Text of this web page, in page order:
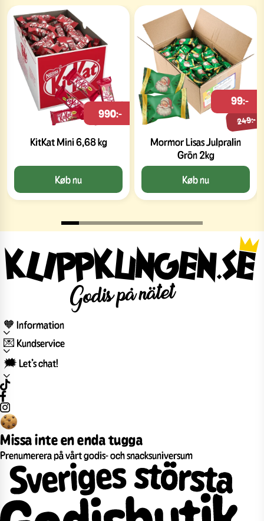
KitKat Mini 6,68 kg
990:-
Køb nu
Mormor Lisas Julpralin
Grön 2kg
249:-
99:-
Køb nu
🧡 Information
💌 Kundservice
🗯️ Let’s chat!
Missa inte en enda tugga
Prenumerera på vårt godis- och snacksuniversum